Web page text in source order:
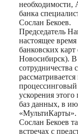
необходимости,
банка
Сослан Бекоев.
Председатель
настоящее
банковских
Новосибирск). В
сотрудничества
ускорения
баз данных, в
«МультиКарты».
Сослан Бекоев
встречах с